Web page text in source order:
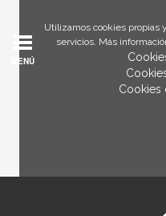
Utilizamos cookies propias
servicios. Más
Cookies
MENÚ